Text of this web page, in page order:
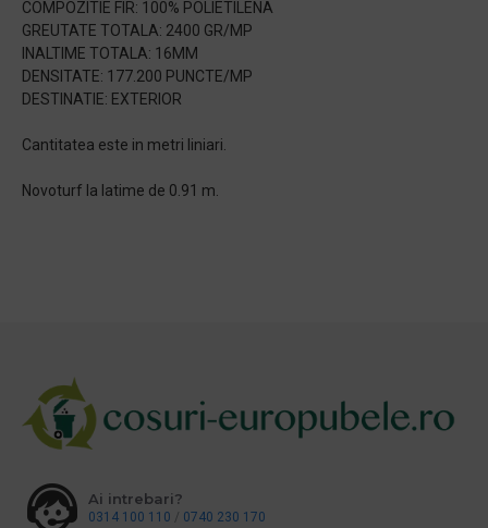
COMPOZITIE FIR: 100% POLIETILENA
GREUTATE TOTALA: 2400 GR/MP
INALTIME TOTALA: 16MM
DENSITATE: 177.200 PUNCTE/MP
DESTINATIE: EXTERIOR
Cantitatea este in metri liniari.
Novoturf la latime de 0.91 m.
Ai intrebari?
0314 100 110 / 0740 230 170